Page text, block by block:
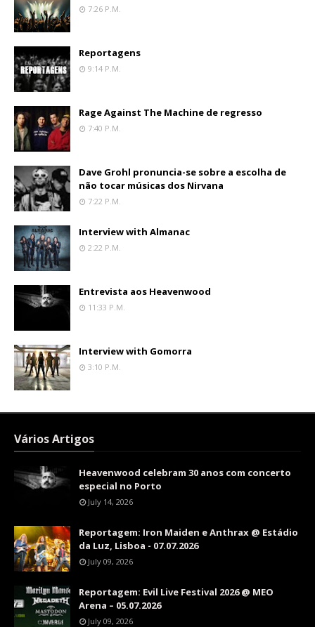
7:26 P.m.
Reportagens
9:14 P.m.
Rage Against The Machine de regresso
7:40 P.m.
Dave Grohl pronuncia-se sobre a escolha de
não tocar músicas dos Nirvana
7:22 P.m.
Interview with Almanac
2:22 P.m.
Entrevista aos Heavenwood
11:33 P.m.
Interview with Gomorra
3:10 P.m.
Vários Artigos
Heavenwood celebram 30 anos com concerto
especial no Porto
July 14, 2026
Reportagem: Iron Maiden e Anthrax @ Estádio
da Luz, Lisboa - 07.07.2026
July 09, 2026
Reportagem: Evil Live Festival 2026 @ MEO
Arena – 05.07.2026
July 09, 2026